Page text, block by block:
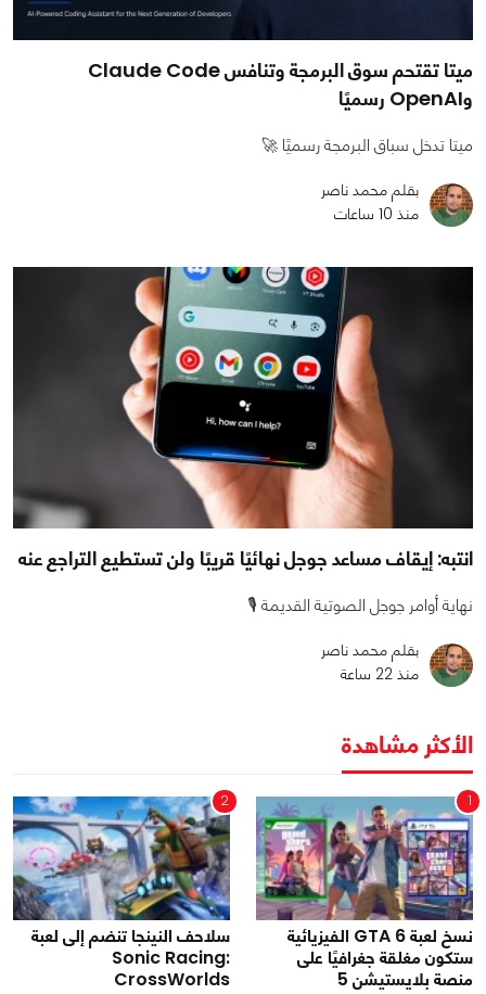
ميتا تقتحم سوق البرمجة وتنافس Claude Code
وOpenAI رسميًا
ميتا تدخل سباق البرمجة رسميًا 🚀
بقلم محمد ناصر
منذ 10 ساعات
انتبه: إيقاف مساعد جوجل نهائيًا قريبًا ولن تستطيع التراجع عنه
نهاية أوامر جوجل الصوتية القديمة 🎙️
بقلم محمد ناصر
منذ 22 ساعة
الأكثر مشاهدة
1
نسخ لعبة GTA 6 الفيزيائية
ستكون مغلقة جغرافيًا على
منصة بلايستيشن 5
2
سلاحف النينجا تنضم إلى لعبة
Sonic Racing:
CrossWorlds